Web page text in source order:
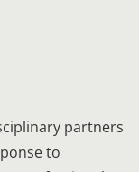
partners
to